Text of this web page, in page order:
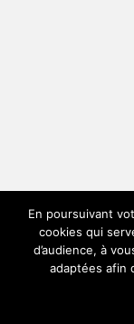
En poursuivant
cookies qui
d’audience, à
adaptées afin